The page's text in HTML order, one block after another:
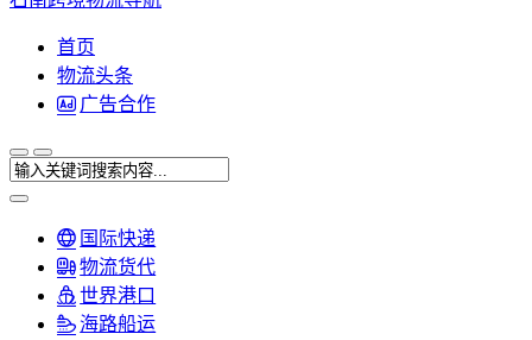
首页
物流头条
广告合作
国际快递
物流货代
世界港口
海路船运